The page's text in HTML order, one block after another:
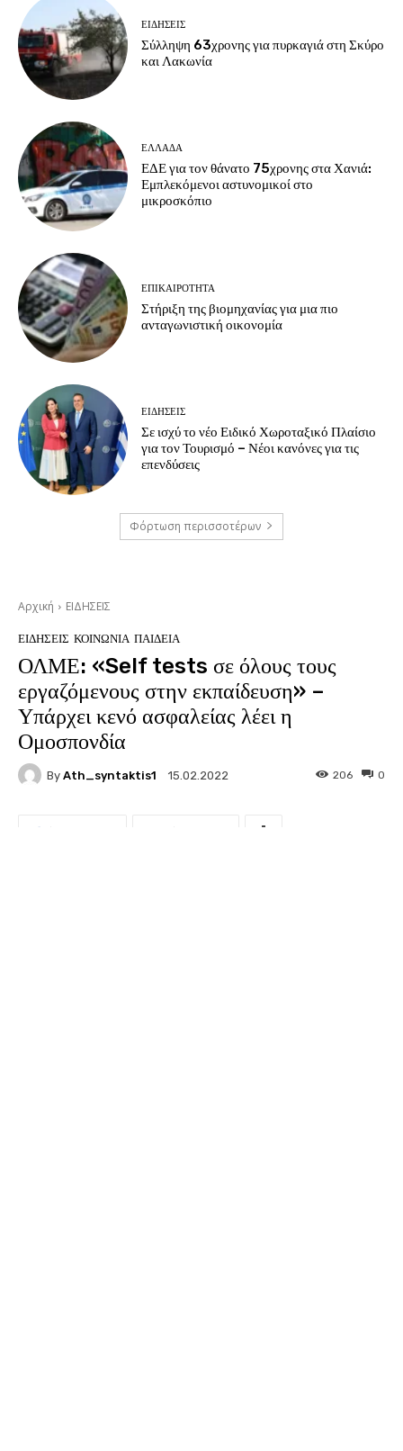
ΕΙΔΗΣΕΙΣ
Σύλληψη 63χρονης για πυρκαγιά στη Σκύρο
και Λακωνία
ΕΛΛΑΔΑ
ΕΔΕ για τον θάνατο 75χρονης στα Χανιά:
Εμπλεκόμενοι αστυνομικοί στο
μικροσκόπιο
ΕΠΙΚΑΙΡΟΤΗΤΑ
Στήριξη της βιομηχανίας για μια πιο
ανταγωνιστική οικονομία
ΕΙΔΗΣΕΙΣ
Σε ισχύ το νέο Ειδικό Χωροταξικό Πλαίσιο
για τον Τουρισμό – Νέοι κανόνες για τις
επενδύσεις
Φόρτωση περισσοτέρων